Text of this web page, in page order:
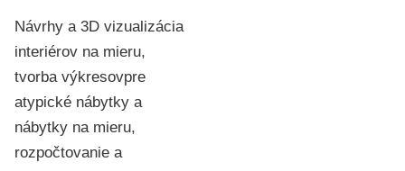
Návrhy a 3D vizualizácia
interiérov na mieru,
tvorba výkresovpre
atypické nábytky a
nábytky na mieru,
rozpočtovanie a